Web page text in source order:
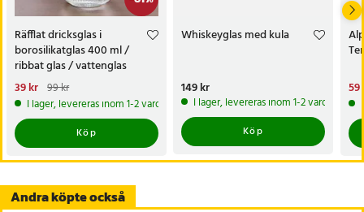
Räfflat dricksglas i
borosilikatglas 400 ml /
ribbat glas / vattenglas
Nuvarande pris
39 krTidigare pris:99 kr
39 kr 99 kr
I lager, levereras inom 1-2 vardagar
Köp
Whiskeyglas med kula
Pris:149 kr
149 kr
I lager, levereras inom 1-2 vardagar
Köp
59
59
Andra köpte också